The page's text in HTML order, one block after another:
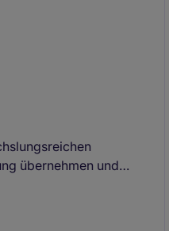
strategischen Einkauf
übernehmen und
Mandanten
Position, in der